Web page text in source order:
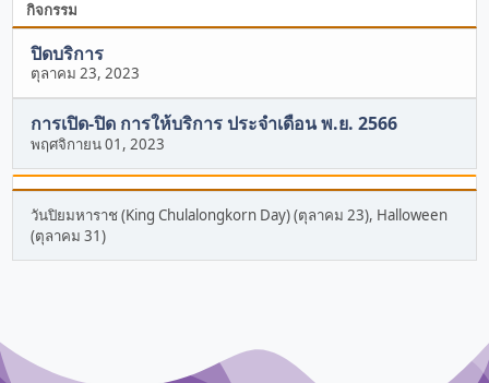
กิจกรรม
ปิดบริการ
ตุลาคม 23, 2023
การเปิด-ปิด การให้บริการ ประจำเดือน พ.ย. 2566
พฤศจิกายน 01, 2023
วันปิยมหาราช (King Chulalongkorn Day) (ตุลาคม 23), Halloween
(ตุลาคม 31)